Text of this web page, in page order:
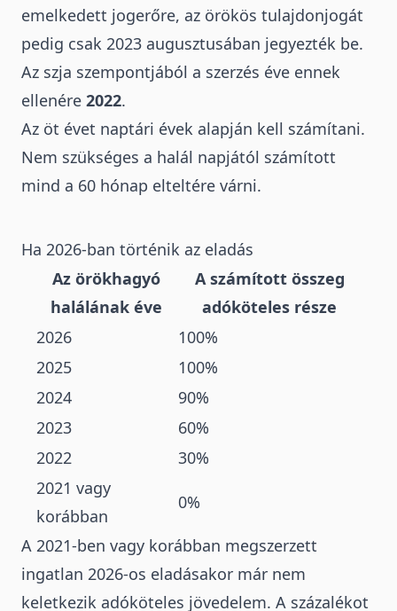
emelkedett jogerőre, az örökös tulajdonjogát
pedig csak 2023 augusztusában jegyezték be.
Az szja szempontjából a szerzés éve ennek
ellenére 2022.
Az öt évet naptári évek alapján kell számítani.
Nem szükséges a halál napjától számított
mind a 60 hónap elteltére várni.
Ha 2026-ban történik az eladás
Az örökhagyó
halálának éve
A számított összeg
adóköteles része
2026
100%
2025
100%
2024
90%
2023
60%
2022
30%
2021 vagy
korábban
0%
A 2021-ben vagy korábban megszerzett
ingatlan 2026-os eladásakor már nem
keletkezik adóköteles jövedelem. A százalékot